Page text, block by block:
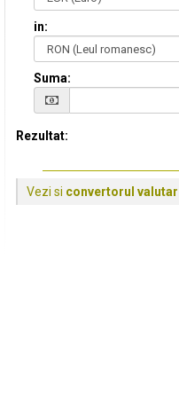
in:
Suma:
Rezultat:
Vezi si convertorul